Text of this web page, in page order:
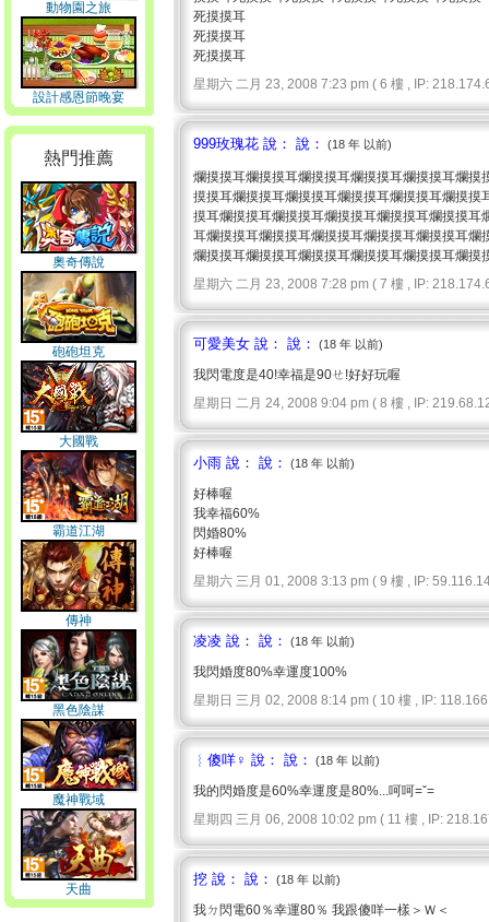
動物園之旅
設計感恩節晚宴
熱門推薦
奧奇傳說
砲砲坦克
大國戰
霸道江湖
傳神
黑色陰謀
魔神戰域
天曲
死摸摸耳
死摸摸耳
死摸摸耳
星期六 二月 23, 2008 7:23 pm ( 6 樓 , IP:
999玫瑰花 說： 說： (18 年 以前)
爛摸摸耳爛摸摸耳爛摸摸耳爛摸摸耳爛摸摸耳爛
摸摸耳爛摸摸耳爛摸摸耳爛摸摸耳爛摸摸耳爛摸
摸耳爛摸摸耳爛摸摸耳爛摸摸耳爛摸摸耳爛摸摸
耳爛摸摸耳爛摸摸耳爛摸摸耳爛摸摸耳爛摸摸耳
爛摸摸耳爛摸摸耳爛摸摸耳爛摸摸耳爛摸摸耳爛摸
星期六 二月 23, 2008 7:28 pm ( 7 樓 , IP:
可愛美女 說： 說： (18 年 以前)
我閃電度是40!幸福是90ㄝ!好好玩喔
星期日 二月 24, 2008 9:04 pm ( 8 樓 , IP:
小雨 說： 說： (18 年 以前)
好棒喔
我幸福60%
閃婚80%
好棒喔
星期六 三月 01, 2008 3:13 pm ( 9 樓 , IP:
凌凌 說： 說： (18 年 以前)
我閃婚度80%幸運度100%
星期日 三月 02, 2008 8:14 pm ( 10 樓 , IP:
︴傻咩♀ 說： 說： (18 年 以前)
我的閃婚度是60%幸運度是80%...呵呵=ˇ=
星期四 三月 06, 2008 10:02 pm ( 11 樓 , IP:
挖 說： 說： (18 年 以前)
我ㄉ閃電60％幸運80％ 我跟傻咩一樣＞Ｗ＜